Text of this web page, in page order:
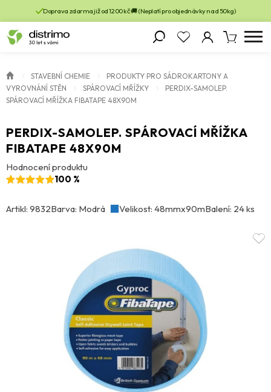
Doprava zdarma již od 1200 kč 🚚 (Neplatí pro objednávky nad 50kg)
STAVEBNÍ CHEMIE
PRODUKTY PRO SÁDROKARTONY A
VYROVNÁNÍ STĚN
SPÁROVACÍ MŘÍŽKY
PERDIX-SAMOLEP.
SPÁROVACÍ MŘÍŽKA FIBATAPE 48X90M
PERDIX-SAMOLEP. SPÁROVACÍ MŘÍŽKA
FIBATAPE 48X90M
Hodnocení produktu
100 %
Artikl: 9832Barva: Modrá Velikost: 48mmx90mBalení: 24 ks